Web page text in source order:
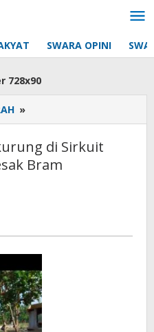
SWARA OPINI
»
Warga
di
Sirkuit
Subiandoro
Dipecat
di Sirkuit
Bram